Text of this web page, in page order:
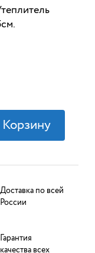
Доставка по всей
России
Гарантия
качества всех